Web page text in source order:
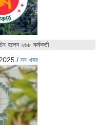
হলেন ২৬৮ কর্মকর্তা
/ সব খবর